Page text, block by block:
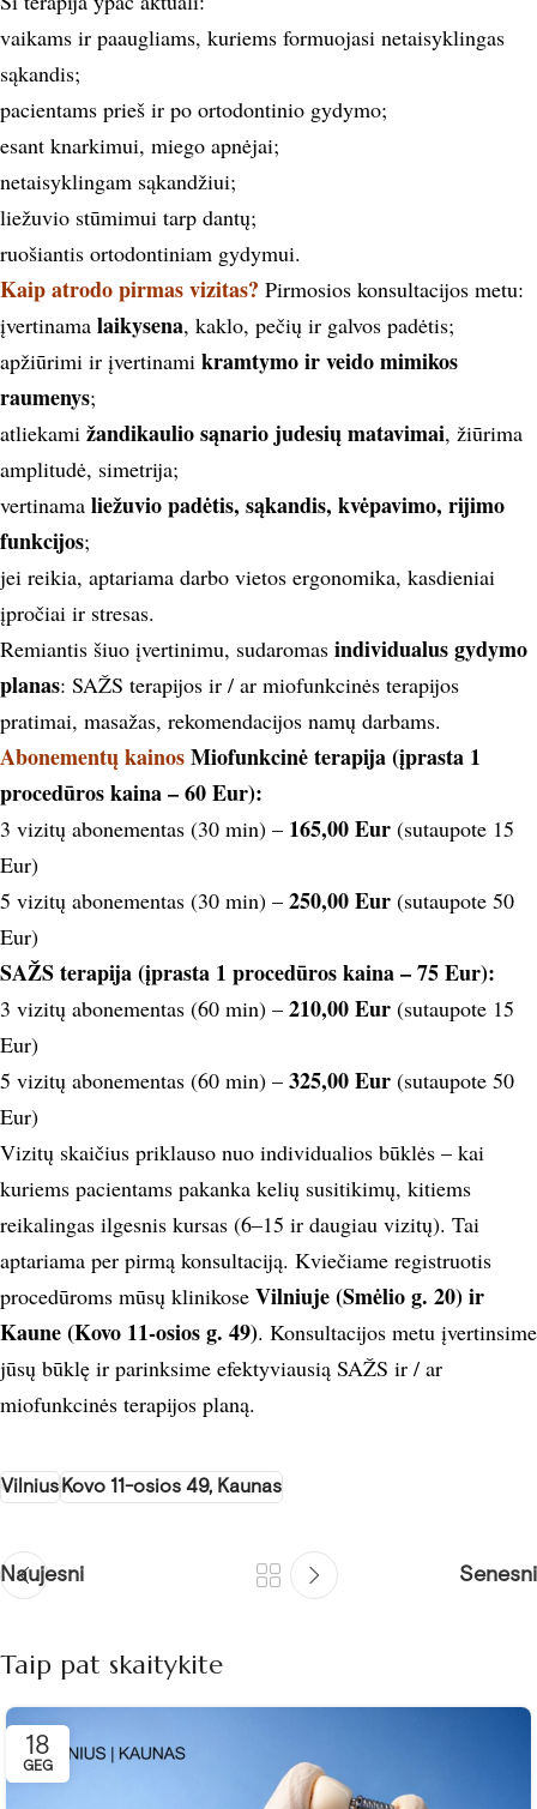
vaikams ir paaugliams, kuriems formuojasi netaisyklingas
sąkandis;
pacientams prieš ir po ortodontinio gydymo;
esant knarkimui, miego apnėjai;
netaisyklingam sąkandžiui;
liežuvio stūmimui tarp dantų;
ruošiantis ortodontiniam gydymui.
Kaip atrodo pirmas vizitas? Pirmosios konsultacijos metu:
įvertinama laikysena, kaklo, pečių ir galvos padėtis;
apžiūrimi ir įvertinami kramtymo ir veido mimikos
raumenys;
atliekami žandikaulio sąnario judesių matavimai, žiūrima
amplitudė, simetrija;
vertinama liežuvio padėtis, sąkandis, kvėpavimo, rijimo
funkcijos;
jei reikia, aptariama darbo vietos ergonomika, kasdieniai
įpročiai ir stresas.
Remiantis šiuo įvertinimu, sudaromas individualus gydymo
planas: SAŽS terapijos ir / ar miofunkcinės terapijos
pratimai, masažas, rekomendacijos namų darbams.
Abonementų kainosMiofunkcinė terapija (įprasta 1
procedūros kaina – 60 Eur):
3 vizitų abonementas (30 min) – 165,00 Eur (sutaupote 15
Eur)
5 vizitų abonementas (30 min) – 250,00 Eur (sutaupote 50
Eur)
SAŽS terapija (įprasta 1 procedūros kaina – 75 Eur):
3 vizitų abonementas (60 min) – 210,00 Eur (sutaupote 15
Eur)
5 vizitų abonementas (60 min) – 325,00 Eur (sutaupote 50
Eur)
Vizitų skaičius priklauso nuo individualios būklės – kai
kuriems pacientams pakanka kelių susitikimų, kitiems
reikalingas ilgesnis kursas (6–15 ir daugiau vizitų). Tai
aptariama per pirmą konsultaciją. Kviečiame registruotis
procedūroms mūsų klinikose Vilniuje (Smėlio g. 20) ir
Kaune (Kovo 11-osios g. 49). Konsultacijos metu įvertinsime
jūsų būklę ir parinksime efektyviausią SAŽS ir / ar
miofunkcinės terapijos planą.
VilniusKovo 11-osios 49, Kaunas
Naujesni Senesni
Taip pat skaitykite
18
GEG